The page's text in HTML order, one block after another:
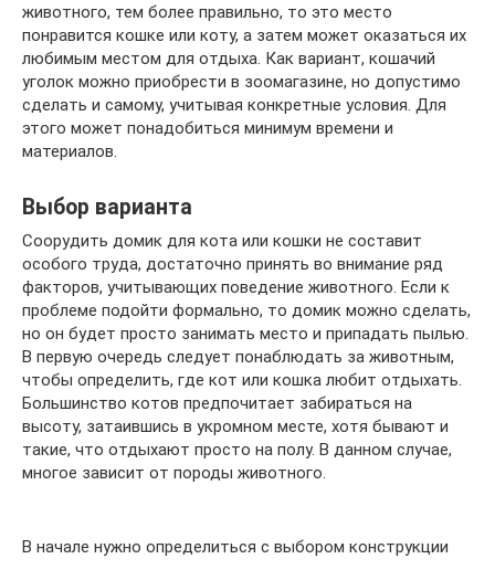
животного, тем более правильно, то это место
понравится кошке или коту, а затем может оказаться их
любимым местом для отдыха. Как вариант, кошачий
уголок можно приобрести в зоомагазине, но допустимо
сделать и самому, учитывая конкретные условия. Для
этого может понадобиться минимум времени и
материалов.
Выбор варианта
Соорудить домик для кота или кошки не составит
особого труда, достаточно принять во внимание ряд
факторов, учитывающих поведение животного. Если к
проблеме подойти формально, то домик можно сделать,
но он будет просто занимать место и припадать пылью.
В первую очередь следует понаблюдать за животным,
чтобы определить, где кот или кошка любит отдыхать.
Большинство котов предпочитает забираться на
высоту, затаившись в укромном месте, хотя бывают и
такие, что отдыхают просто на полу. В данном случае,
многое зависит от породы животного.
В начале нужно определиться с выбором конструкции